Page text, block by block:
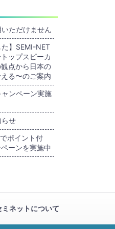
ただけません
た】SEMI-NET
ップスピーカ
点から日本の
る〜のご案内
ンペーン実施
せ
ポイント付
ーンを実施中
ミネットについて